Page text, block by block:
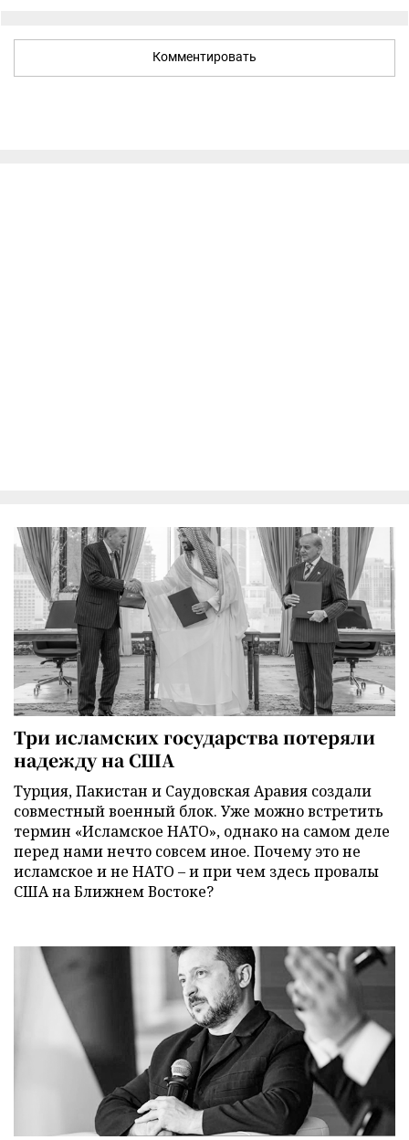
Комментировать
Три исламских государства потеряли
надежду на США
Турция, Пакистан и Саудовская Аравия создали
совместный военный блок. Уже можно встретить
термин «Исламское НАТО», однако на самом деле
перед нами нечто совсем иное. Почему это не
исламское и не НАТО – и при чем здесь провалы
США на Ближнем Востоке?